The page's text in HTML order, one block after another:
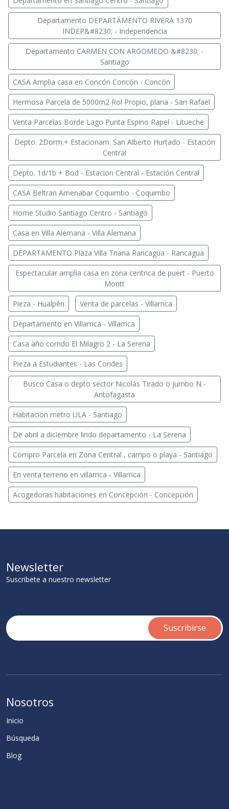
Departamento DEPARTAMENTO RIVERA 1370
INDEP&#8230; - Independencia
Departamento CARMEN CON ARGOMEDO &#8230; -
Santiago
CASA Amplia casa en Concón Concón - Concón
Hermosa Parcela de 5000m2 Rol Propio, plana - San Rafael
Venta Parcelas Borde Lago Punta Espino Rapel - Litueche
Depto. 2Dorm.+ Estacionam. San Alberto Hurtado - Estación
Central
Depto. 1d/1b + Bod - Estacion Central - Estación Central
CASA Beltran Amenabar Coquimbo - Coquimbo
Home Studio Santiago Centro - Santiago
Casa en Villa Alemana - Villa Alemana
DEPARTAMENTO Plaza Villa Triana Rancagua - Rancagua
Espectacular amplia casa en zona centrica de puert - Puerto
Montt
Pieza - Hualpén Venta de parcelas - Villarrica
Departamento en Villarrica - Villarrica
Casa año corrido El Milagro 2 - La Serena
Pieza a Estudiantes - Las Condes
Busco Casa o depto sector Nicolás Tirado o jumbo N -
Antofagasta
Habitacion metro ULA - Santiago
De abril a diciembre lindo departamento - La Serena
Compro Parcela en Zona Central , campo o playa - Santiago
En venta terreno en villarrica - Villarrica
Acogedoras habitaciones en Concepción - Concepción
Newsletter
Suscribete a nuestro newsletter
Nosotros
Inicio
Búsqueda
Blog